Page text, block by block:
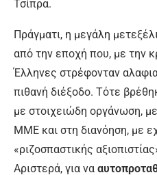
Τσίπρα.
Πράγματι, η μεγάλη
από την εποχή που, με την
Έλληνες στρέφονταν
πιθανή διέξοδο. Τότε
με στοιχειώδη οργάνωση,
ΜΜΕ και στη διανόηση, με
«ριζοσπαστικής
Αριστερά, για να